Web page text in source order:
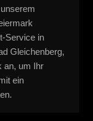
Service in
Gleichenberg,
an, um Ihr
ein